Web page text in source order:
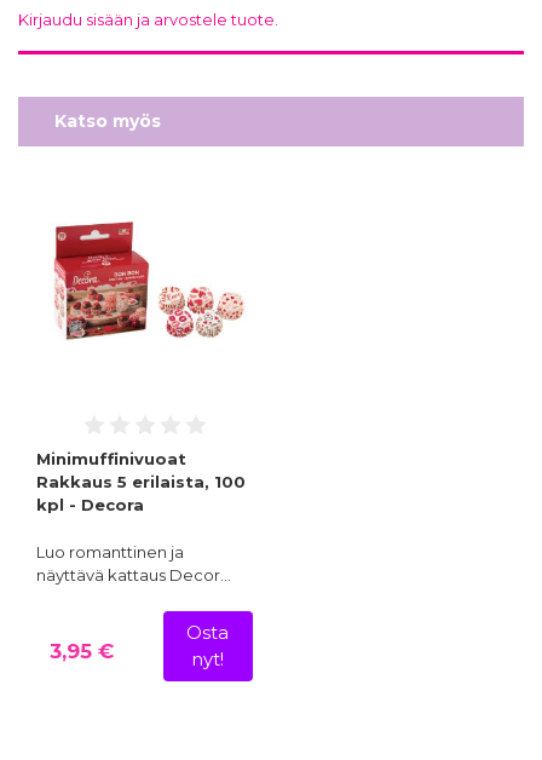
Kirjaudu sisään ja arvostele tuote.
Katso myös
Minimuffinivuoat
Rakkaus 5 erilaista, 100
kpl - Decora
Luo romanttinen ja
näyttävä kattaus Decor…
3,95 €
Osta
nyt!